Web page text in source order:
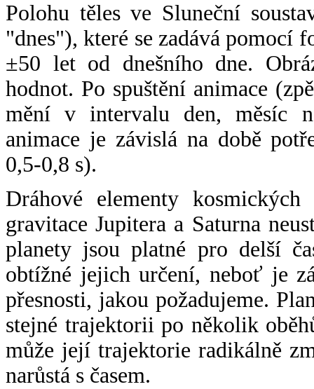
Polohu těles ve Sluneční
"dnes"), které se zadává pomocí
±50 let od dnešního dne.
hodnot. Po spuštění animace
mění v intervalu den, měsíc
animace je závislá na době
0,5-0,8 s).
Dráhové elementy
gravitace Jupitera a Saturna
planety jsou platné pro delší
obtížné jejich určení, neboť je
přesnosti, jakou požadujeme.
stejné trajektorii po několik
může její trajektorie radikálně
narůstá s časem.